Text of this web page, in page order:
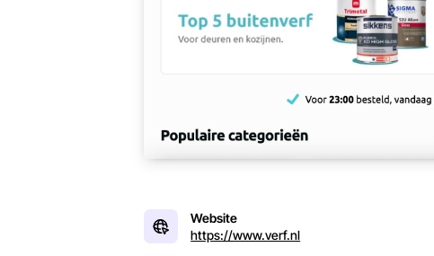
Website
https://www.verf.nl